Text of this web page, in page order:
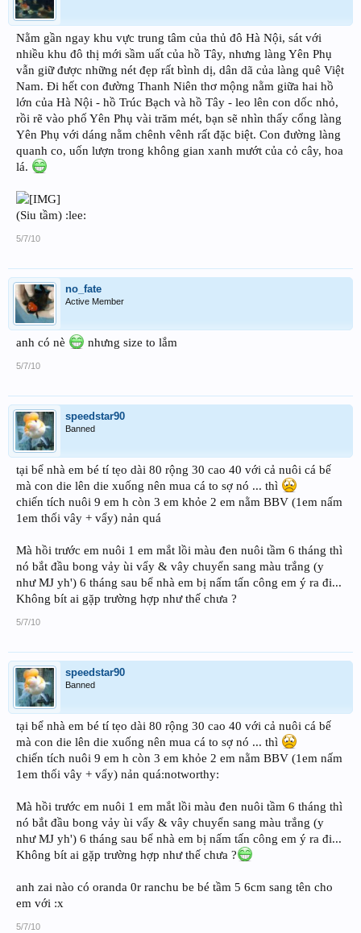
Nằm gần ngay khu vực trung tâm của thủ đô Hà Nội, sát với
nhiều khu đô thị mới sầm uất của hồ Tây, nhưng làng Yên Phụ
vẫn giữ được những nét đẹp rất bình dị, dân dã của làng quê Việt
Nam. Đi hết con đường Thanh Niên thơ mộng nằm giữa hai hồ
lớn của Hà Nội - hồ Trúc Bạch và hồ Tây - leo lên con dốc nhỏ,
rồi rẽ vào phố Yên Phụ vài trăm mét, bạn sẽ nhìn thấy cổng làng
Yên Phụ với dáng nằm chênh vênh rất đặc biệt. Con đường làng
quanh co, uốn lượn trong không gian xanh mướt của cỏ cây, hoa
lá.
(Siu tầm) :lee:
5/7/10
no_fate
Active Member
anh có nè nhưng size to lắm
5/7/10
speedstar90
Banned
tại bể nhà em bé tí tẹo dài 80 rộng 30 cao 40 với cả nuôi cá bế
mà con die lên die xuống nên mua cá to sợ nó ... thì
chiến tích nuôi 9 em h còn 3 em khỏe 2 em nằm BBV (1em nấm
1em thối vây + vẩy) nản quá
Mà hồi trước em nuôi 1 em mắt lồi màu đen nuôi tầm 6 tháng thì
nó bắt đầu bong vảy ùi vẩy & vây chuyển sang màu trắng (y
như MJ yh') 6 tháng sau bể nhà em bị nấm tấn công em ý ra đi...
Không bít ai gặp trường hợp như thế chưa ?
5/7/10
speedstar90
Banned
tại bể nhà em bé tí tẹo dài 80 rộng 30 cao 40 với cả nuôi cá bế
mà con die lên die xuống nên mua cá to sợ nó ... thì
chiến tích nuôi 9 em h còn 3 em khỏe 2 em nằm BBV (1em nấm
1em thối vây + vẩy) nản quá:notworthy:
Mà hồi trước em nuôi 1 em mắt lồi màu đen nuôi tầm 6 tháng thì
nó bắt đầu bong vảy ùi vẩy & vây chuyển sang màu trắng (y
như MJ yh') 6 tháng sau bể nhà em bị nấm tấn công em ý ra đi...
Không bít ai gặp trường hợp như thế chưa ?
anh zai nào có oranda 0r ranchu be bé tầm 5 6cm sang tên cho
em với :x
5/7/10